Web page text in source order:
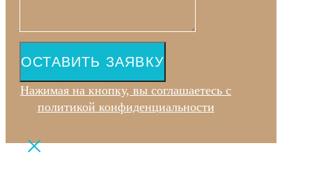
ОСТАВИТЬ ЗАЯВКУ
Нажимая на кнопку, вы соглашаетесь с
политикой конфиденциальности